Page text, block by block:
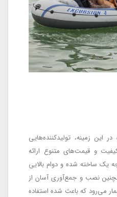
این زمینه، تولیدکننده‌هایی
و قیمت‌های متنوع ارائه
یک ساخته شده و دوام بالایی
نصب و جمع‌آوری آسان از
می‌رود که باعث شده استفاده